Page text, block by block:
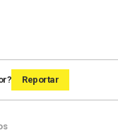
Reportar